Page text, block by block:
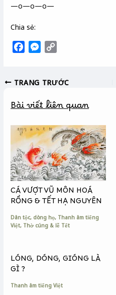
—o—o—o—
Chia sẻ:
e
o
k
M
s
n
e
r
y
i
k
TRANG TRƯỚC
Bài viết liên quan
CÁ VƯỢT VŨ MÔN HOÁ
RỒNG & TẾT HẠ NGUYÊN
Dân tộc, dòng họ, Thanh âm tiếng
Việt, Thờ cúng & lễ Tết
LÓNG, DÓNG, GIÓNG LÀ
GÌ ?
Thanh âm tiếng Việt